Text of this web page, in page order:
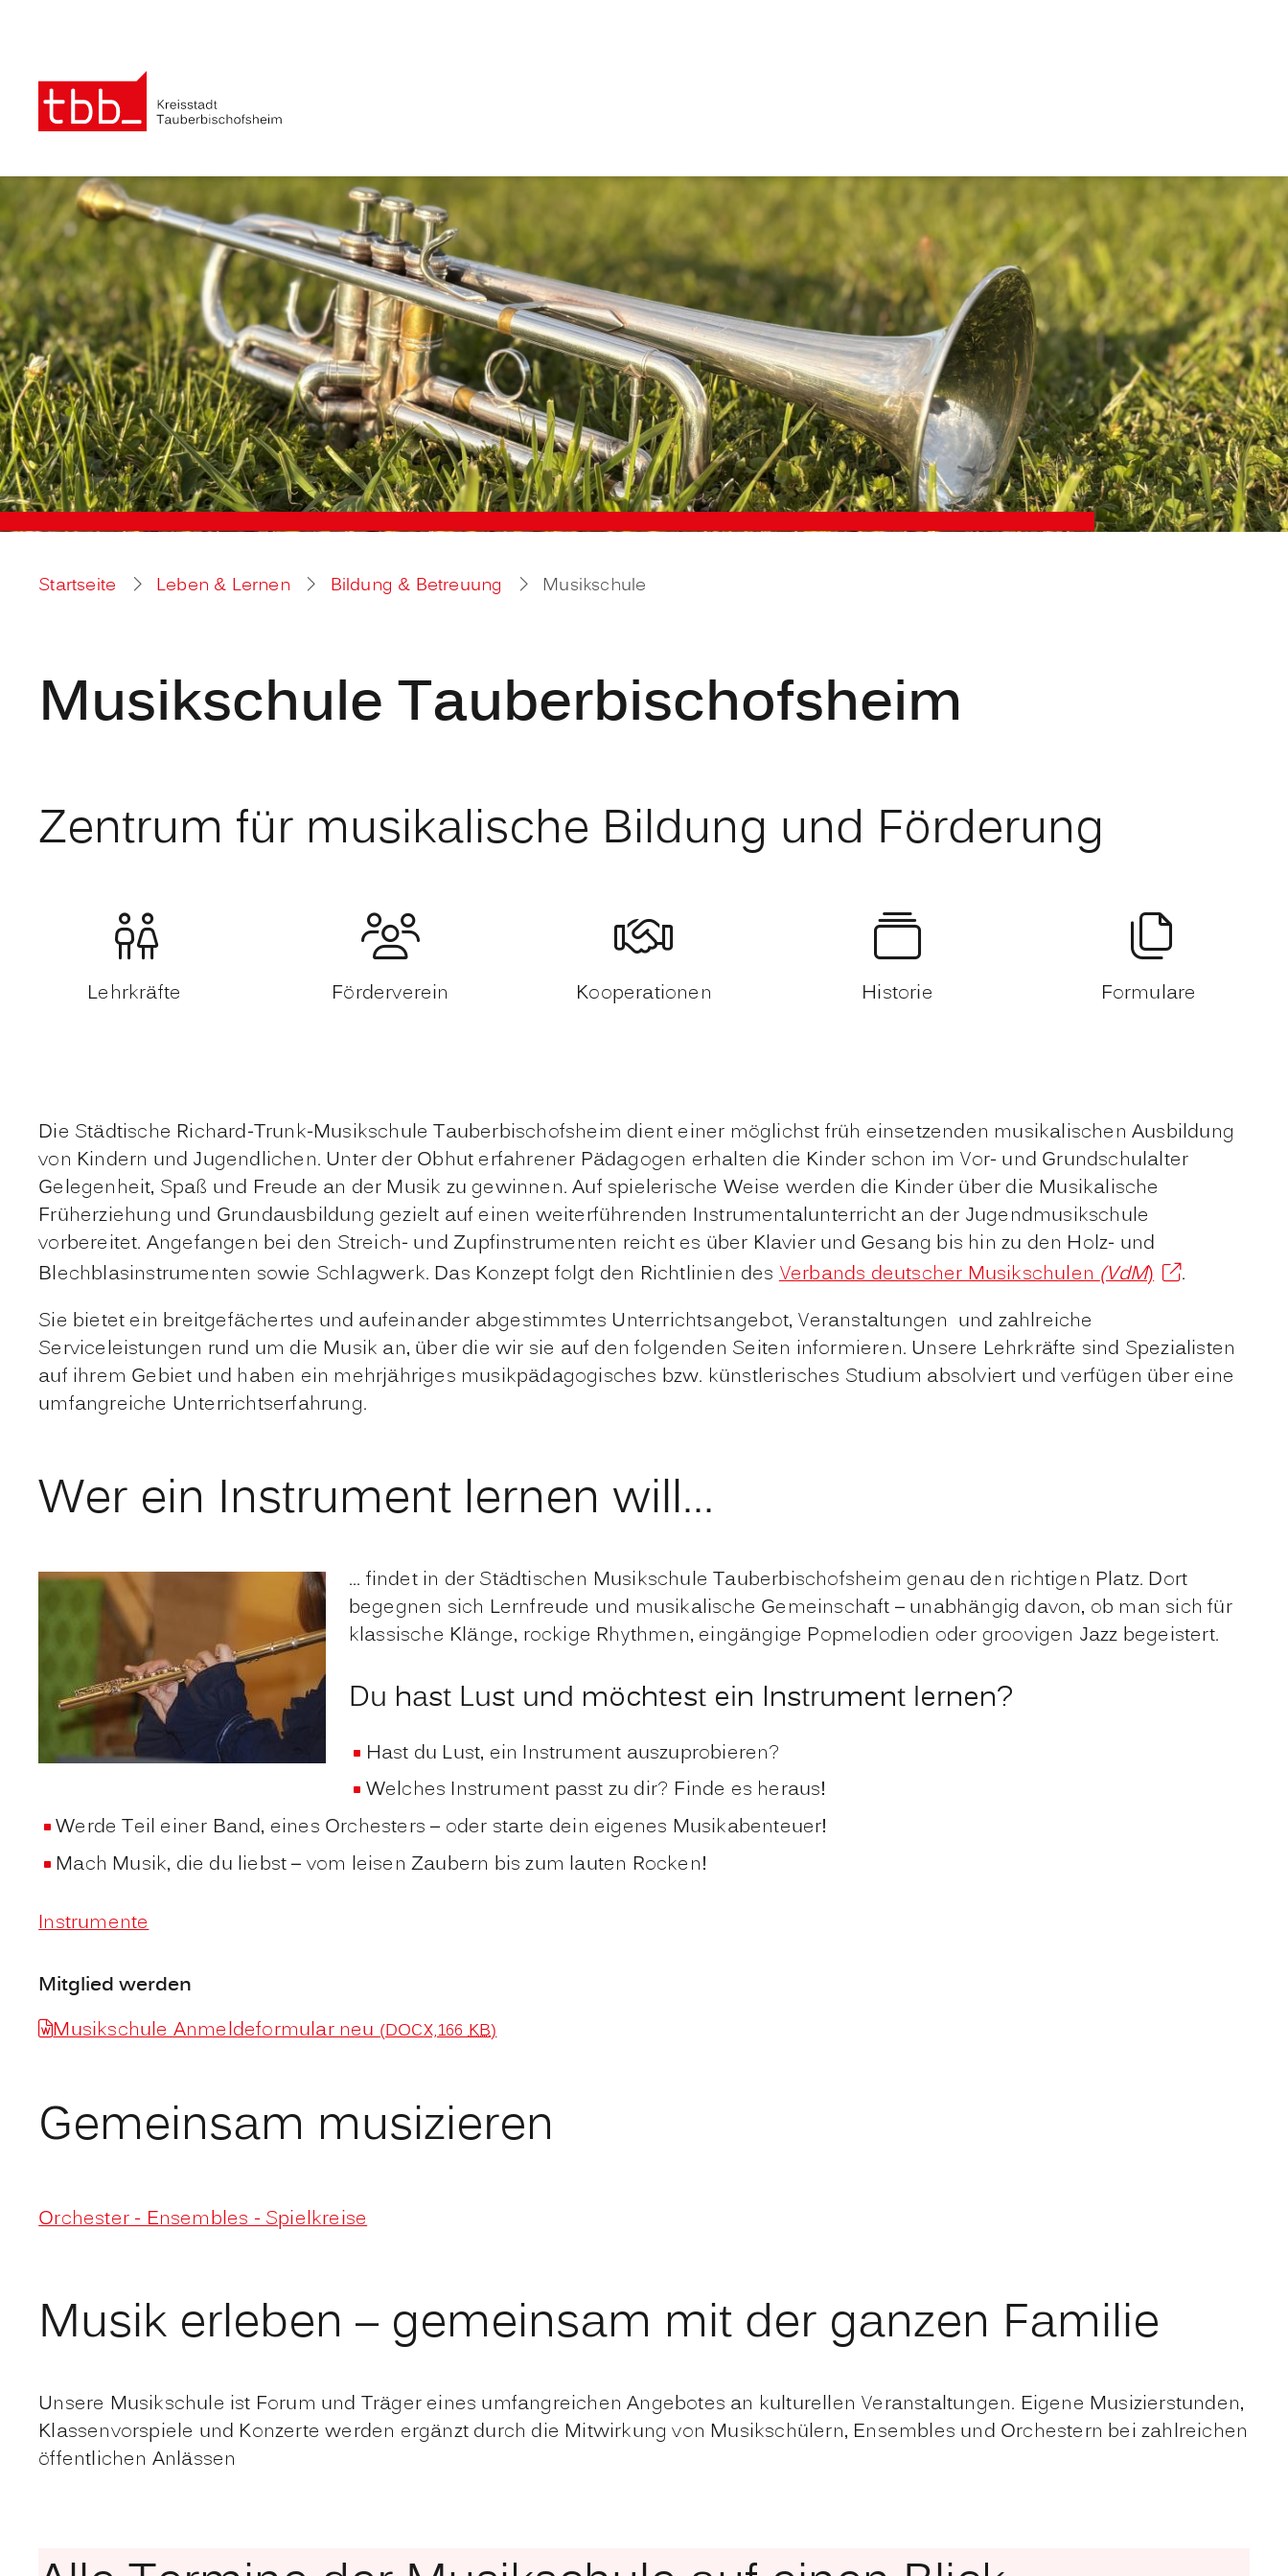
Startseite Leben & Lernen Bildung & Betreuung Musikschule
Musikschule Tauberbischofsheim
Zentrum für musikalische Bildung und Förderung
Lehrkräfte Förderverein Kooperationen Historie Formulare
Die Städtische Richard-Trunk-Musikschule Tauberbischofsheim dient einer möglichst früh einsetzenden musikalischen Ausbildung
von Kindern und Jugendlichen. Unter der Obhut erfahrener Pädagogen erhalten die Kinder schon im Vor- und Grundschulalter
Gelegenheit, Spaß und Freude an der Musik zu gewinnen. Auf spielerische Weise werden die Kinder über die Musikalische
Früherziehung und Grundausbildung gezielt auf einen weiterführenden Instrumentalunterricht an der Jugendmusikschule
vorbereitet. Angefangen bei den Streich- und Zupfinstrumenten reicht es über Klavier und Gesang bis hin zu den Holz- und
Blechblasinstrumenten sowie Schlagwerk. Das Konzept folgt den Richtlinien desVerbands deutscher Musikschulen(VdM)
.
Sie bietet ein breitgefächertes und aufeinander abgestimmtes Unterrichtsangebot, Veranstaltungen und zahlreiche
Serviceleistungen rund um die Musik an, über die wir sie auf den folgenden Seiten informieren. Unsere Lehrkräfte sind Spezialisten
auf ihrem Gebiet und haben ein mehrjähriges musikpädagogisches bzw. künstlerisches Studium absolviert und verfügen über eine
umfangreiche Unterrichtserfahrung.
Wer ein Instrument lernen will...
... findet in der Städtischen Musikschule Tauberbischofsheim genau den richtigen Platz. Dort
begegnen sich Lernfreude und musikalische Gemeinschaft – unabhängig davon, ob man sich für
klassische Klänge, rockige Rhythmen, eingängige Popmelodien oder groovigen Jazz begeistert.
Du hast Lust und möchtest ein Instrument lernen?
Hast du Lust, ein Instrument auszuprobieren?
Welches Instrument passt zu dir? Finde es heraus!
Werde Teil einer Band, eines Orchesters – oder starte dein eigenes Musikabenteuer!
Mach Musik, die du liebst – vom leisen Zaubern bis zum lauten Rocken!
Instrumente
Mitglied werden
Musikschule Anmeldeformular neu(DOCX,166KB)
Gemeinsam musizieren
Orchester - Ensembles - Spielkreise
Musik erleben – gemeinsam mit der ganzen Familie
Unsere Musikschule ist Forum und Träger eines umfangreichen Angebotes an kulturellen Veranstaltungen. Eigene Musizierstunden,
Klassenvorspiele und Konzerte werden ergänzt durch die Mitwirkung von Musikschülern, Ensembles und Orchestern bei zahlreichen
öffentlichen Anlässen